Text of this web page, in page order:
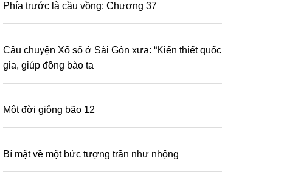
Phía trước là cầu vồng: Chương 37
Câu chuyện Xổ số ở Sài Gòn xưa: “Kiến thiết quốc
gia, giúp đồng bào ta
Một đời giông bão 12
Bí mật về một bức tượng trần như nhộng